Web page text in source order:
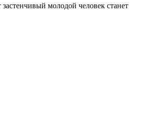
молодой человек станет